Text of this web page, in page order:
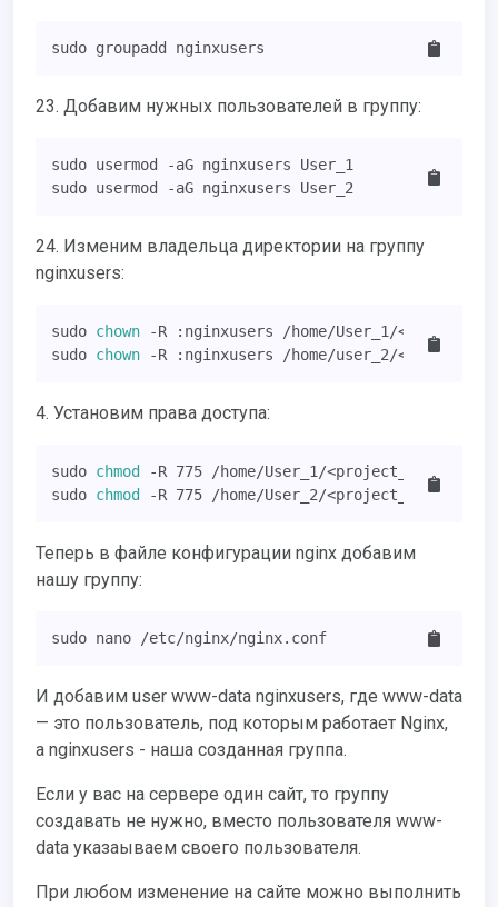
sudo groupadd nginxusers
23. Добавим нужных пользователей в группу:
sudo usermod -aG nginxusers User_1
sudo usermod -aG nginxusers User_2
24. Изменим владельца директории на группу
nginxusers:
sudo chown -R :nginxusers /home/User_1/
sudo chown -R :nginxusers /home/user_2/
4. Установим права доступа:
sudo chmod
-R 775 /home/User_1/<project_folder>/
sudo chmod -R 775 /home/User_2/<project_folder>/
Теперь в файле конфигурации nginx добавим
нашу группу:
sudo nano /etc/nginx/nginx.conf
И добавим user www-data nginxusers, где www-data
— это пользователь, под которым работает Nginx,
а nginxusers - наша созданная группа.
Если у вас на сервере один сайт, то группу
создавать не нужно, вместо пользователя www-
data указаываем своего пользователя.
При любом изменение на сайте можно выполнить